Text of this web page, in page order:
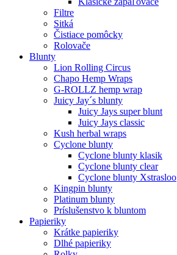
Filtre
Sitká
Čistiace pomôcky
Rolovače
Blunty
Lion Rolling Circus
Chapo Hemp Wraps
G-ROLLZ hemp wrap
Juicy Jay´s blunty
Juicy Jays super blunt
Juicy Jays classic
Kush herbal wraps
Cyclone blunty
Cyclone blunty klasik
Cyclone blunty clear
Cyclone blunty Xstrasloo
Kingpin blunty
Platinum blunty
Príslušenstvo k bluntom
Papieriky
Krátke papieriky
Dlhé papieriky